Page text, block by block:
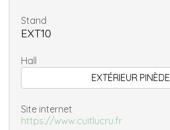
Stand
EXT10
Hall
EXTÉRIEUR PINÈDE
Site internet
https://www.cuitlucru.fr